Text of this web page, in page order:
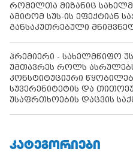
რომელთა მიზანიც
ამიტომ სუს-ის ეფექტიან
განსაკუთრებული
პრემიერი - სახელმწიფო
უმთავრეს როლს
კონსტიტუციური
სუვერენიტეტის და
უსაფრთხოების დაცვის
ᲙᲐᲢᲔᲒᲝᲠᲘᲔᲑᲘ